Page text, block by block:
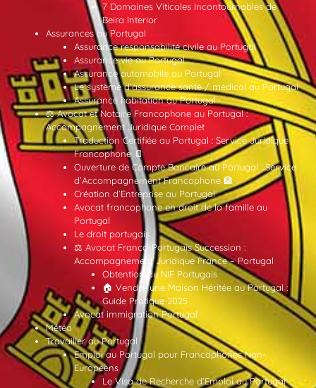
7 Domaines Viticoles Incontournables de
Beira Interior
Assurances au Portugal
Assurance responsabilité civile au Portugal
Assurance vie au Portugal
Assurance automobile au Portugal
Le système d’assurance santé / médical au Portugal
Assurance habitation au Portugal
⚖️ Avocat et Notaire Francophone au Portugal :
Accompagnement Juridique Complet
Traduction Certifiée au Portugal : Service Juridique
Francophone 📄
Ouverture de Compte Bancaire au Portugal : Service
d’Accompagnement Francophone 🏦
Création d’Entreprise au Portugal
Avocat francophone en droit de la famille au
Portugal
Le droit portugais
⚖️ Avocat Franco-Portugais Succession :
Accompagnement Juridique France – Portugal
Obtention du NIF Portugais
🏠 Vendre une Maison Héritée au Portugal :
Guide Pratique 2025
Avocat immigration Portugal
Météo
Travailler au Portugal
Emploi au Portugal pour Francophones Non-
Européens
Le Visa de Recherche d’Emploi au Portugal